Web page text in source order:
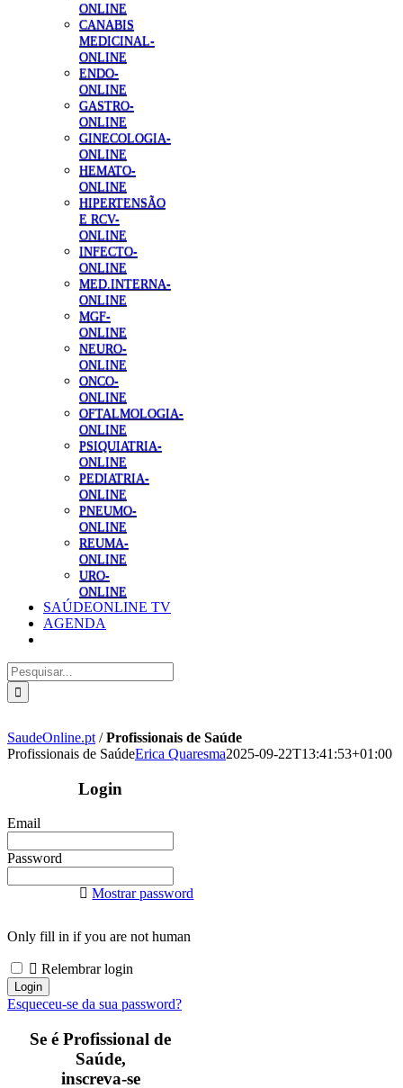
ONLINE
CANABIS
MEDICINAL-
ONLINE
ENDO-
ONLINE
GASTRO-
ONLINE
GINECOLOGIA-
ONLINE
HEMATO-
ONLINE
HIPERTENSÃO
E RCV-
ONLINE
INFECTO-
ONLINE
MED.INTERNA-
ONLINE
MGF-
ONLINE
NEURO-
ONLINE
ONCO-
ONLINE
OFTALMOLOGIA-
ONLINE
PSIQUIATRIA-
ONLINE
PEDIATRIA-
ONLINE
PNEUMO-
ONLINE
REUMA-
ONLINE
URO-
ONLINE
SAÚDEONLINE TV
AGENDA
Pesquisar
SaudeOnline.pt /Profissionais de Saúde
Profissionais de SaúdeErica Quaresma2025-09-22T13:41:53+01:00
Login
Email
Password
Mostrar password
Only fill in if you are not human
Relembrar login
Esqueceu-se da sua password?
Se é Profissional de
Saúde,
inscreva-se